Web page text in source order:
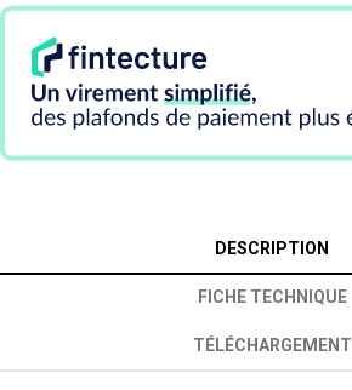
DESCRIPTION
FICHE TECHNIQUE
TÉLÉCHARGEMENT